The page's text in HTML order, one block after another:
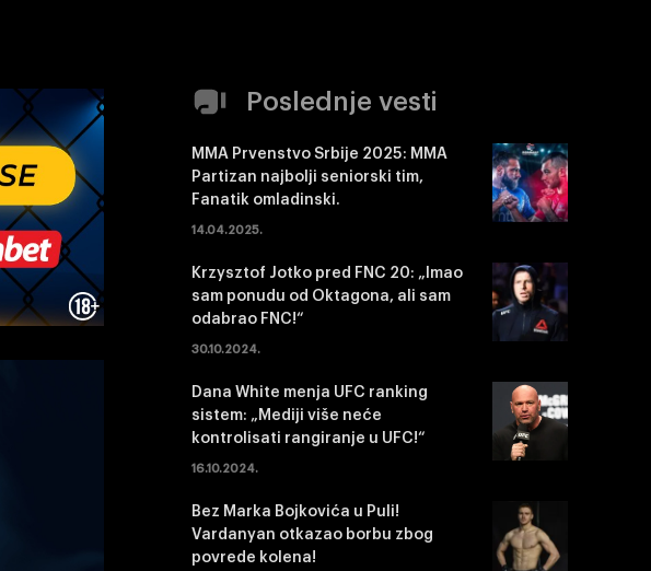
Poslednje vesti
MMA Prvenstvo Srbije 2025: MMA
Partizan najbolji seniorski tim,
Fanatik omladinski.
14.04.2025.
Krzysztof Jotko pred FNC 20: „Imao
sam ponudu od Oktagona, ali sam
odabrao FNC!“
30.10.2024.
Dana White menja UFC ranking
sistem: „Mediji više neće
kontrolisati rangiranje u UFC!“
16.10.2024.
Bez Marka Bojkovića u Puli!
Vardanyan otkazao borbu zbog
povrede kolena!